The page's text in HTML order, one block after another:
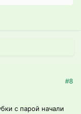
#8
с парой начали